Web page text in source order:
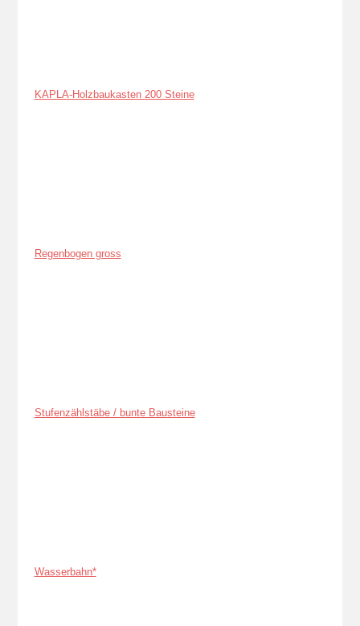
KAPLA-Holzbaukasten 200 Steine
Regenbogen gross
Stufenzählstäbe / bunte Bausteine
Wasserbahn*